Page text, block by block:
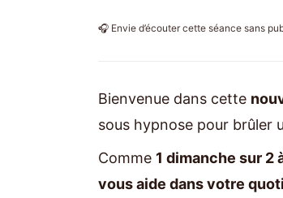
🎧 Envie d’écouter cette séance sans
Bienvenue dans cette
sous hypnose pour brûler
Comme 1 dimanche sur 2
vous aide dans votre